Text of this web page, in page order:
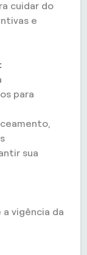
cuidar do
e
para
sua
vigência da